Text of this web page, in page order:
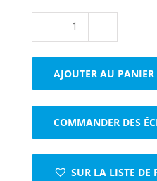
cadeaux,
branche
de
baies,
2
AJOUTER AU PANIER
COMMANDER DES
SUR LA LISTE DE